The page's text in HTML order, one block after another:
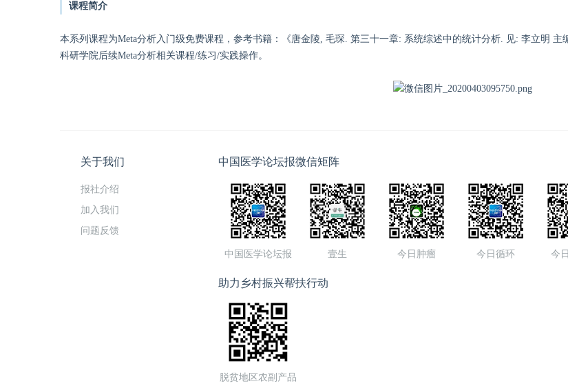
课程简介
本系列课程为Meta分析入门级免费课程，参考书籍：《唐金陵, 毛琛. 第三十一章: 系统综述中的统计分析. 见: 李立明 主
科研学院后续Meta分析相关课程/练习/实践操作。
关于我们
报社介绍
加入我们
问题反馈
中国医学论坛报微信矩阵
中国医学论坛报 壹生 今日肿瘤 今日循环 今
助力乡村振兴帮扶行动
脱贫地区农副产品